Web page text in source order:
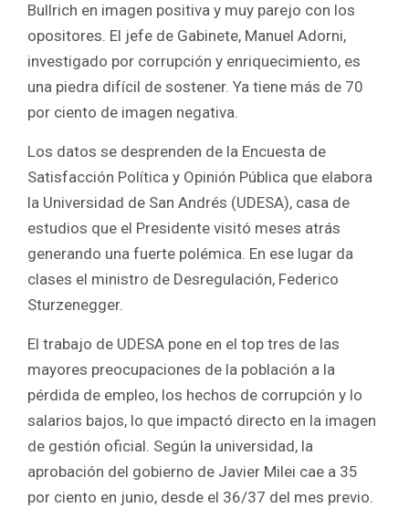
Bullrich en imagen positiva y muy parejo con los
opositores. El jefe de Gabinete, Manuel Adorni,
investigado por corrupción y enriquecimiento, es
una piedra difícil de sostener. Ya tiene más de 70
por ciento de imagen negativa.
Los datos se desprenden de la Encuesta de
Satisfacción Política y Opinión Pública que elabora
la Universidad de San Andrés (UDESA), casa de
estudios que el Presidente visitó meses atrás
generando una fuerte polémica. En ese lugar da
clases el ministro de Desregulación, Federico
Sturzenegger.
El trabajo de UDESA pone en el top tres de las
mayores preocupaciones de la población a la
pérdida de empleo, los hechos de corrupción y lo
salarios bajos, lo que impactó directo en la imagen
de gestión oficial. Según la universidad, la
aprobación del gobierno de Javier Milei cae a 35
por ciento en junio, desde el 36/37 del mes previo.